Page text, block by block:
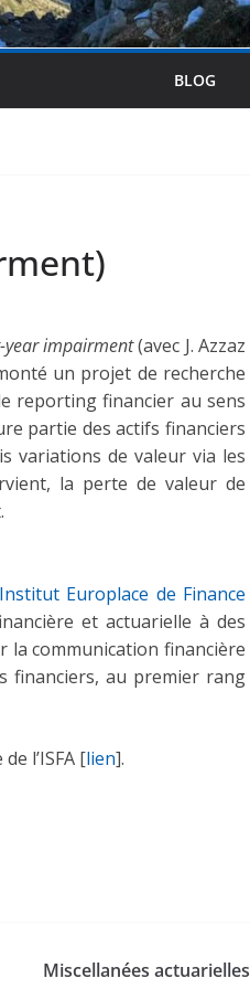
BLOG
year impairment(avec J. Azzaz
un projet de recherche
reporting financier au sens
partie des actifs financiers
variations de valeur via les
la perte de valeur de
Europlace de Finance
et actuarielle à des
la communication financière
financiers, au premier rang
l’ISFA [lien].
Miscellanées actuarielles